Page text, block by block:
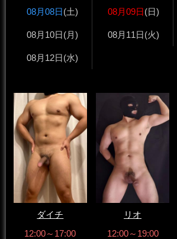
08月08日(土) 08月09日(日)
08月10日(月) 08月11日(火)
08月12日(水)
ダイチ
12:00～17:00
リオ
12:00～19:00